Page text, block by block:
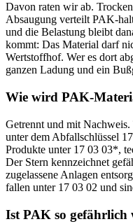
Davon raten wir ab.
Absaugung verteilt PAK-
und die Belastung bleibt
kommt: Das Material darf
Wertstoffhof. Wer es dort
ganzen Ladung und ein
Wie wird PAK-
Getrennt und mit
unter dem Abfallschlüssel
Produkte unter 17 03 03*,
Der Stern kennzeichnet
zugelassene Anlagen
fallen unter 17 03 02 und
Ist PAK so gefährlich